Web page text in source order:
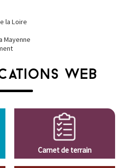
la Loire
Mayenne
WEB
Carnet de terrain